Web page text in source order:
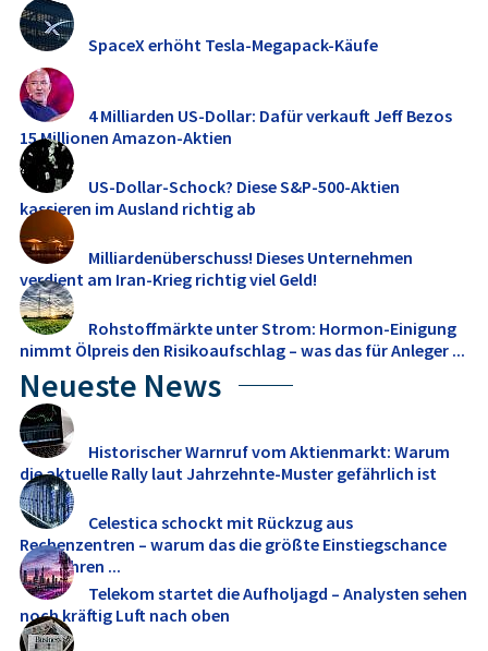
SpaceX erhöht Tesla-Megapack-Käufe
4 Milliarden US-Dollar: Dafür verkauft Jeff Bezos
15 Millionen Amazon-Aktien
US-Dollar-Schock? Diese S&P-500-Aktien
kassieren im Ausland richtig ab
Milliardenüberschuss! Dieses Unternehmen
verdient am Iran-Krieg richtig viel Geld!
Rohstoffmärkte unter Strom: Hormon-Einigung
nimmt Ölpreis den Risikoaufschlag – was das für Anleger ...
Neueste News
Historischer Warnruf vom Aktienmarkt: Warum
die aktuelle Rally laut Jahrzehnte-Muster gefährlich ist
Celestica schockt mit Rückzug aus
Rechenzentren – warum das die größte Einstiegschance
seit Jahren ...
Telekom startet die Aufholjagd – Analysten sehen
noch kräftig Luft nach oben